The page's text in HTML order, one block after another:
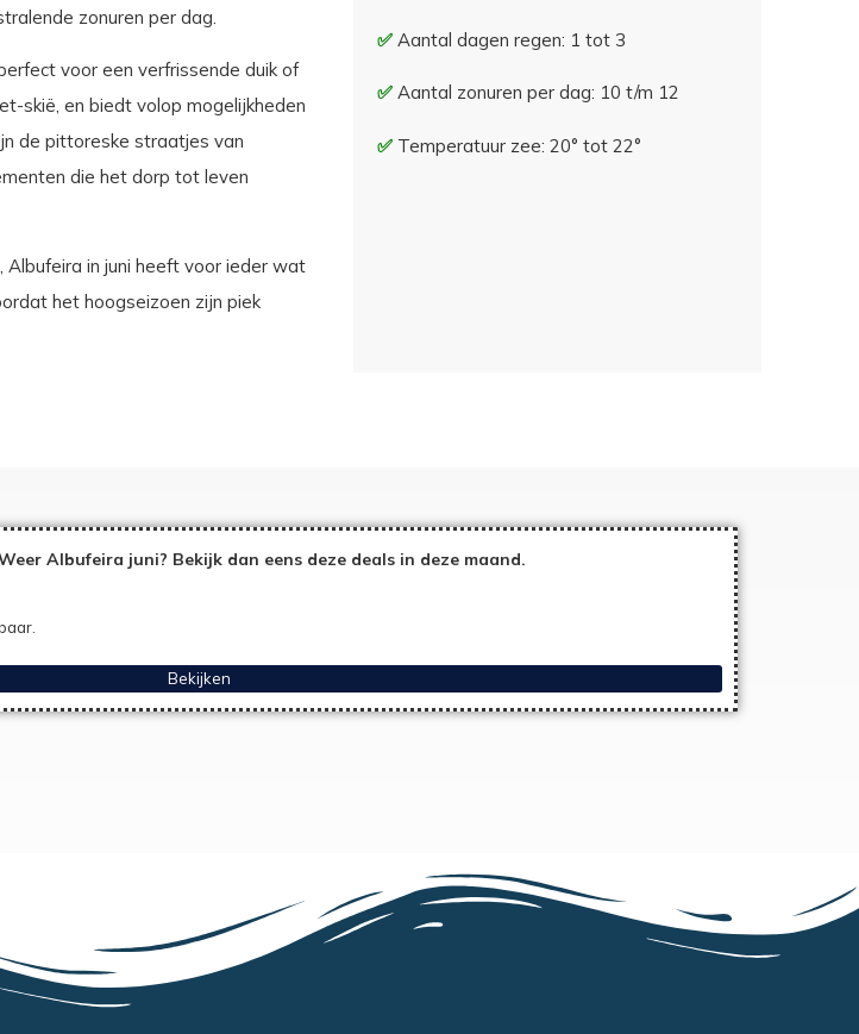
zonuren per dag.
voor een verfrissende duik of
skië, en biedt volop mogelijkheden
de pittoreske straatjes van
die het dorp tot leven
in juni heeft voor ieder wat
het hoogseizoen zijn piek
Aantal dagen regen: 1 tot 3
Aantal zonuren per dag: 10 t/m 12
Temperatuur zee: 20° tot 22°
Albufeira juni? Bekijk dan eens deze deals in deze maand.
Bekijken